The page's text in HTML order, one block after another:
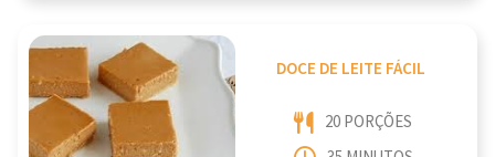
DOCE DE LEITE FÁCIL
20 PORÇÕES